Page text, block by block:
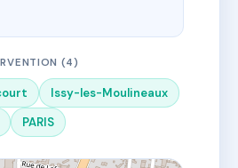
(4)
Issy-les-Moulineaux
PARIS